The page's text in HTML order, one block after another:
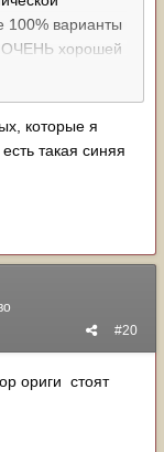
100% варианты
ОЧЕНЬ хорошей
которые я
такая синяя
#20
ориги стоят